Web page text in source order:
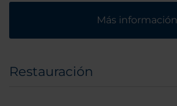
Más información
Restauración